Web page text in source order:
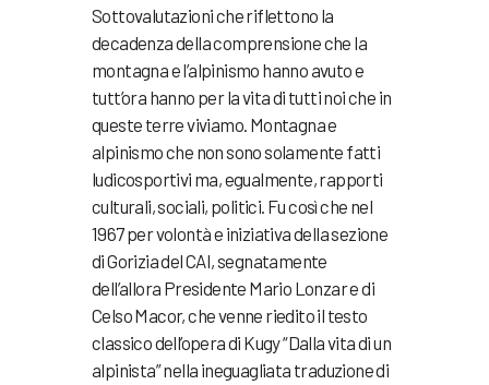
Sottovalutazioni che riflettono la
decadenza della comprensione che la
montagna e l’alpinismo hanno avuto e
tutt’ora hanno per la vita di tutti noi che in
queste terre viviamo. Montagna e
alpinismo che non sono solamente fatti
ludicosportivi ma, egualmente, rapporti
culturali, sociali, politici. Fu così che nel
1967 per volontà e iniziativa della sezione
di Gorizia del CAI, segnatamente
dell’allora Presidente Mario Lonzar e di
Celso Macor, che venne riedito il testo
classico dell’opera di Kugy “Dalla vita di un
alpinista” nella ineguagliata traduzione di